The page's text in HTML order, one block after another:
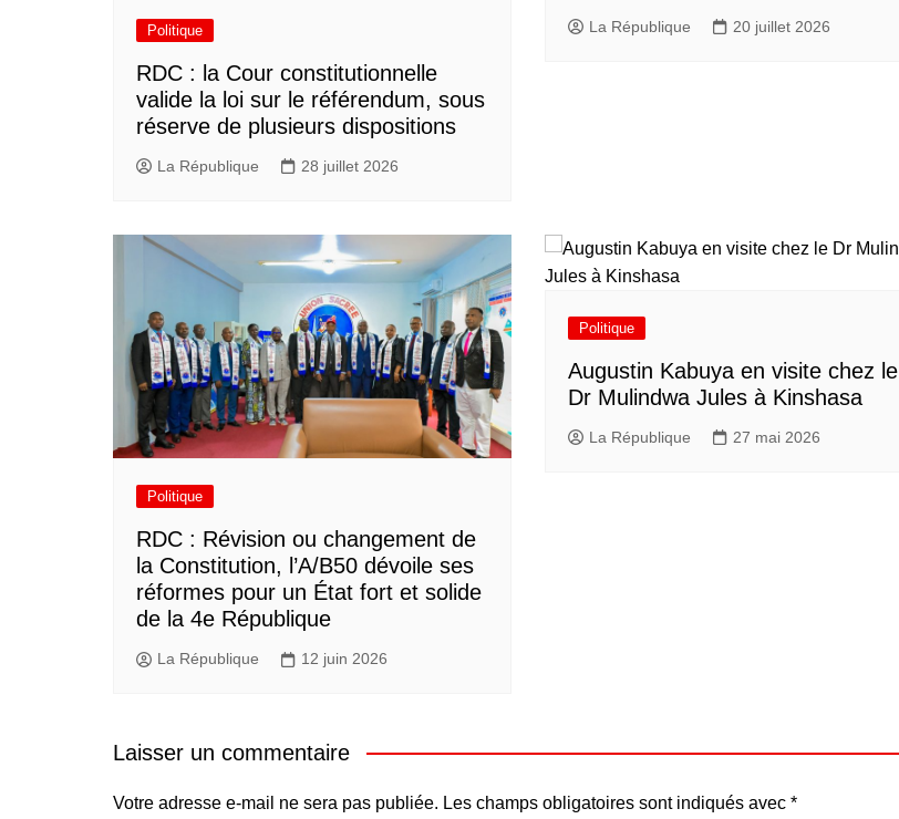
Politique
RDC : la Cour constitutionnelle
valide la loi sur le référendum, sous
réserve de plusieurs dispositions
La République 28 juillet 2026
La République 20 juillet 2026
Politique
RDC : Révision ou changement de
la Constitution, l’A/B50 dévoile ses
réformes pour un État fort et solide
de la 4e République
La République 12 juin 2026
Politique
Augustin Kabuya en visite chez le
Dr Mulindwa Jules à Kinshasa
La République 27 mai 2026
Laisser un commentaire
Votre adresse e-mail ne sera pas publiée. Les champs obligatoires sont indiqués avec *